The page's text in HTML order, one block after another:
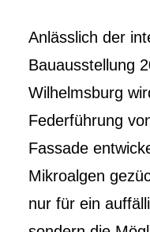
Anlässlich der
Bauausstellung
Wilhelmsburg
Federführung
Fassade
Mikroalgen
nur für ein